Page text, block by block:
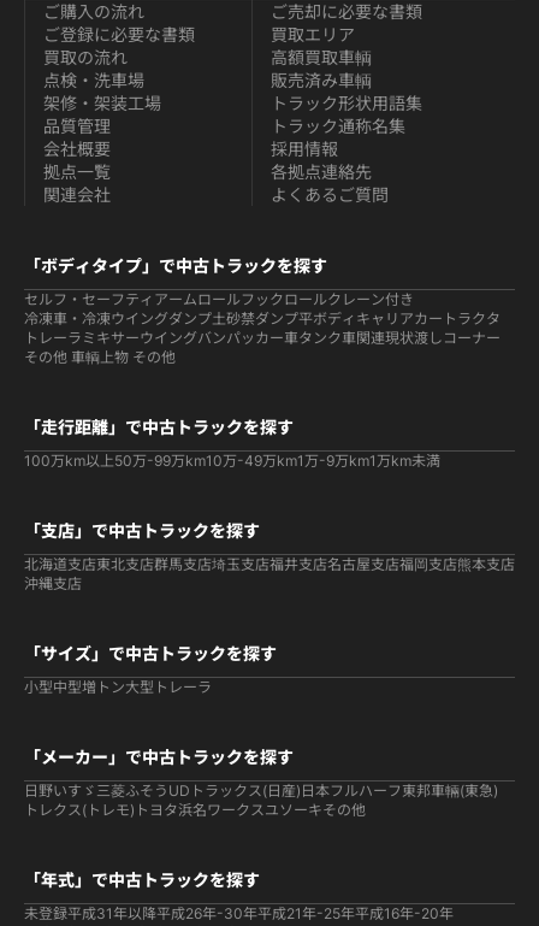
ご購入の流れ
ご登録に必要な書類
買取の流れ
ご売却に必要な書類
買取エリア
高額買取車輌
点検・洗車場
架修・架装工場
品質管理
販売済み車輌
トラック形状用語集
トラック通称名集
会社概要
拠点一覧
関連会社
採用情報
各拠点連絡先
よくあるご質問
「ボディタイプ」で中古トラックを探す
セルフ・セーフティ アームロールフックロールクレーン付き
冷凍車・冷凍ウイングダンプ土砂禁ダンプ平ボディ キャリアカー トラクタ
トレーラ ミキサーウイングバンパッカー車タンク車関連現状渡しコーナー
その他 車輌上物 その他
「走行距離」で中古トラックを探す
100万km以上50万-99万km10万-49万km1万-9万km1万km未満
「支店」で中古トラックを探す
北海道支店東北支店群馬支店埼玉支店福井支店名古屋支店福岡支店熊本支店
沖縄支店
「サイズ」で中古トラックを探す
小型中型増トン大型 トレーラ
「メーカー」で中古トラックを探す
日野いすゞ 三菱ふそう UDトラックス(日産) 日本フルハーフ 東邦車輛(東急)
トレクス(トレモ) トヨタ浜名ワークスユソーキその他
「年式」で中古トラックを探す
未登録平成31年以降平成26年-30年平成21年-25年平成16年-20年